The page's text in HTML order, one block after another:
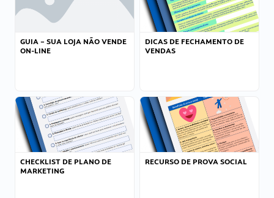
GUIA – SUA LOJA NÃO VENDE
ON-LINE
DICAS DE FECHAMENTO DE
VENDAS
CHECKLIST DE PLANO DE
MARKETING
RECURSO DE PROVA SOCIAL